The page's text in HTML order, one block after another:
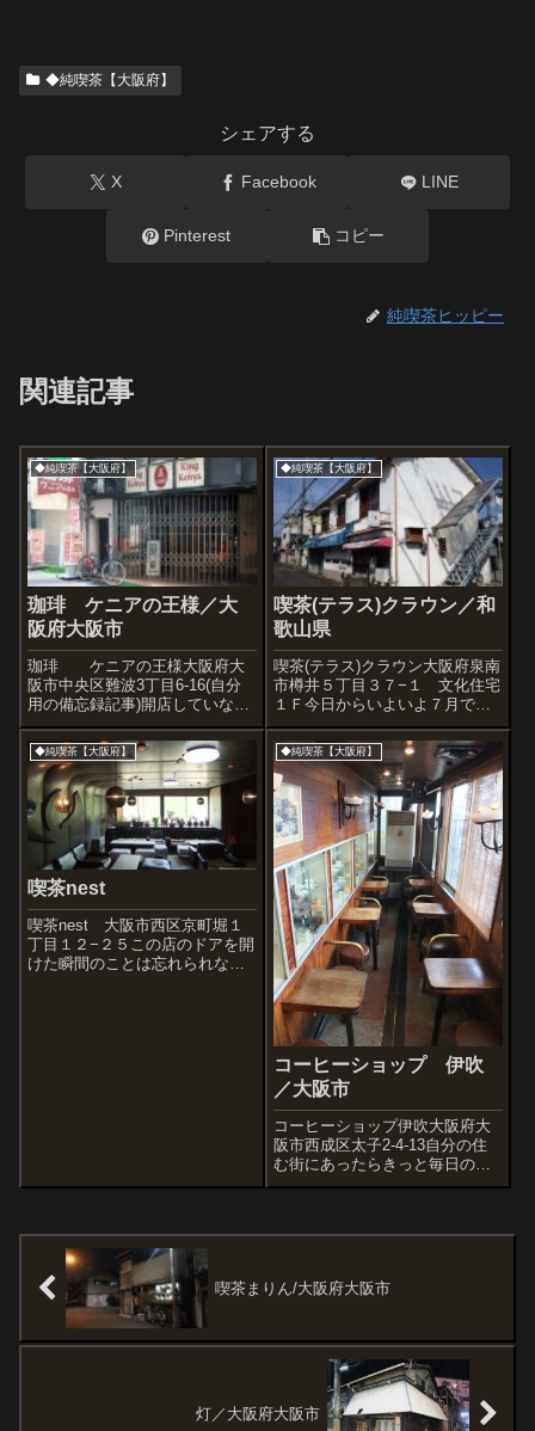
◆純喫茶【大阪府】
シェアする
X Facebook LINE
Pinterest コピー
純喫茶ヒッピー
関連記事
◆純喫茶【大阪府】
珈琲 ケニアの王様／大
阪府大阪市
珈琲 ケニアの王様大阪府大
阪市中央区難波3丁目6-16(自分
用の備忘録記事)開店していなか
ったんで、今度入ろう。
◆純喫茶【大阪府】
喫茶(テラス)クラウン／和
歌山県
喫茶(テラス)クラウン大阪府泉南
市樽井５丁目３７−１ 文化住宅
１Ｆ今日からいよいよ７月です
な。宮崎も松山も岐阜も埼玉も
旭川も、もっと暑くなります
な。そーかー７月かぁ。 (←特
に意味なし)さて、今日のお話は
大阪。樽井駅は関西空港に近い
んで...
◆純喫茶【大阪府】
喫茶nest
喫茶nest 大阪市西区京町堀１
丁目１２−２５この店のドアを開
けた瞬間のことは忘れられな
◆純喫茶【大阪府】
コーヒーショップ 伊吹
／大阪市
コーヒーショップ伊吹大阪府大
阪市西成区太子2-4-13自分の住
む街にあったらきっと毎日のよ
うに行くコーヒーショップ伊吹
へ落としてOK大阪最強のコーヒ
いれて。...
喫茶まりん/大阪府大阪市
灯／大阪府大阪市